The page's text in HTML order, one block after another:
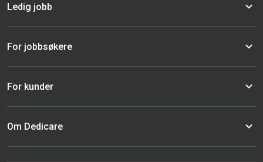
Ledig jobb
For jobbsøkere
For kunder
Om Dedicare